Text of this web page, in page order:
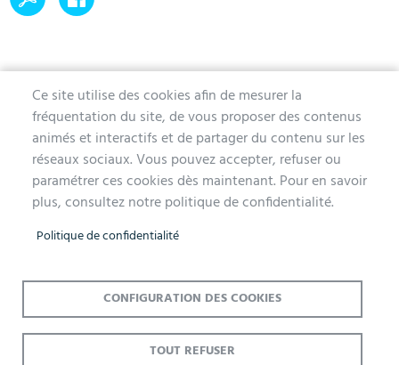
Ce site utilise des cookies afin de mesurer la
fréquentation du site, de vous proposer des contenus
animés et interactifs et de partager du contenu sur les
réseaux sociaux. Vous pouvez accepter, refuser ou
paramétrer ces cookies dès maintenant. Pour en savoir
plus, consultez notre politique de confidentialité.
Politique de confidentialité
CONFIGURATION DES COOKIES
TOUT REFUSER
MAIRIE D'AUBERGENVILLE
1 avenue de la Division Leclerc
78410 Aubergenville
Tél. 01 30 90 45 00
Lundi, mercredi, jeudi et vendredi de 9h à 12h et de 14h à 17h
Le samedi de 9h à 12h (Accueil et État-Civil)